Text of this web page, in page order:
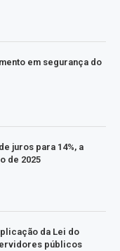
em segurança do
juros para 14%, a
de 2025
da Lei do
públicos